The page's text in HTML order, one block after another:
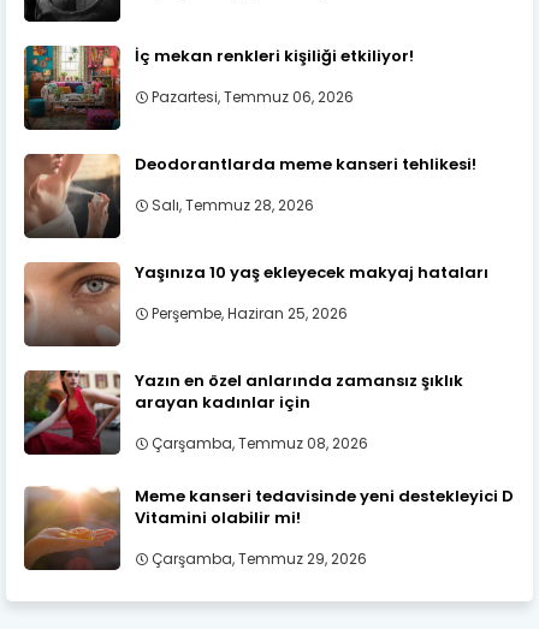
İç mekan renkleri kişiliği etkiliyor!
Pazartesi, Temmuz 06, 2026
Deodorantlarda meme kanseri tehlikesi!
Salı, Temmuz 28, 2026
Yaşınıza 10 yaş ekleyecek makyaj hataları
Perşembe, Haziran 25, 2026
Yazın en özel anlarında zamansız şıklık
arayan kadınlar için
Çarşamba, Temmuz 08, 2026
Meme kanseri tedavisinde yeni destekleyici D
Vitamini olabilir mi!
Çarşamba, Temmuz 29, 2026